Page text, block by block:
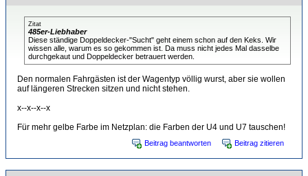
Zitat
485er-Liebhaber
Diese ständige Doppeldecker-"Sucht" geht einem schon auf den Keks. Wir
wissen alle, warum es so gekommen ist. Da muss nicht jedes Mal dasselbe
durchgekaut und Doppeldecker betrauert werden.
Den normalen Fahrgästen ist der Wagentyp völlig wurst, aber sie wollen
auf längeren Strecken sitzen und nicht stehen.
x--x--x--x
Für mehr gelbe Farbe im Netzplan: die Farben der U4 und U7 tauschen!
Beitrag beantworten Beitrag zitieren